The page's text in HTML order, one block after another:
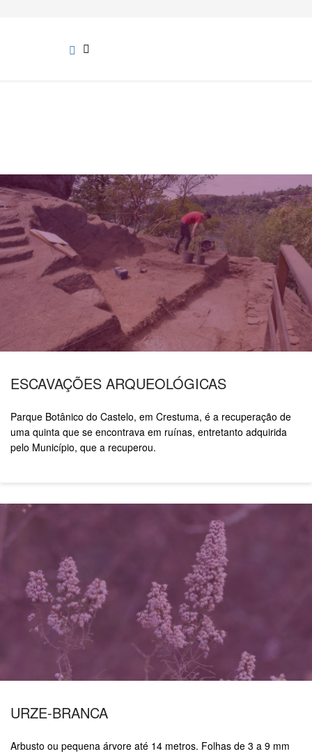
ESCAVAÇÕES ARQUEOLÓGICAS
Parque Botânico do Castelo, em Crestuma, é a recuperação de
uma quinta que se encontrava em ruínas, entretanto adquirida
pelo Município, que a recuperou.
URZE-BRANCA
Arbusto ou pequena árvore até 14 metros. Folhas de 3 a 9 mm